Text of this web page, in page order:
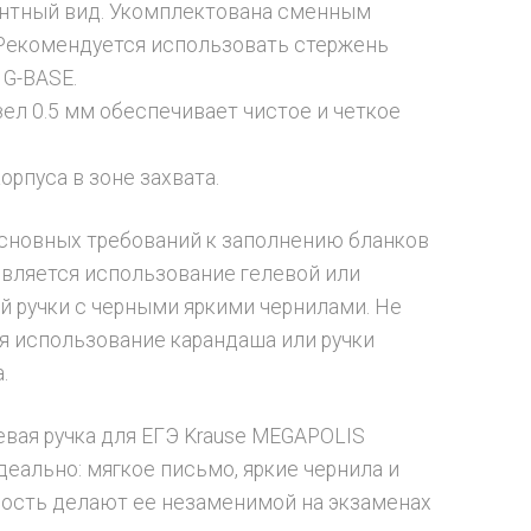
вид. Укомплектована сменным
использовать стержень
BASE.
0.5 мм обеспечивает чистое и четкое
в зоне захвата.
требований к заполнению бланков
использование гелевой или
ручки с черными яркими чернилами. Не
использование карандаша или ручки
ручка для ЕГЭ Krause MEGAPOLIS
мягкое письмо, яркие чернила и
делают ее незаменимой на экзаменах